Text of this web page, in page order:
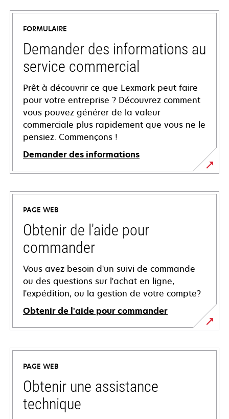
FORMULAIRE
Demander des informations au
service commercial
Prêt à découvrir ce que Lexmark peut faire
pour votre entreprise ? Découvrez comment
vous pouvez générer de la valeur
commerciale plus rapidement que vous ne le
pensiez. Commençons !
Demander des informations
PAGE WEB
Obtenir de l'aide pour
commander
Vous avez besoin d'un suivi de commande
ou des questions sur l'achat en ligne,
l'expédition, ou la gestion de votre compte?
Obtenir de l'aide pour commander
PAGE WEB
Obtenir une assistance
technique